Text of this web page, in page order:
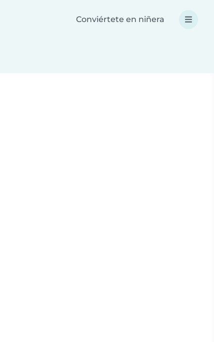
Conviértete en niñera